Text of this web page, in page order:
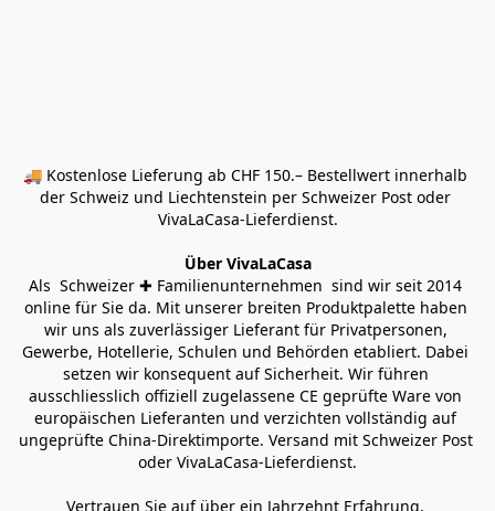
🚚 Kostenlose Lieferung ab CHF 150.– Bestellwert innerhalb
der Schweiz und Liechtenstein per Schweizer Post oder
VivaLaCasa-Lieferdienst.
Über VivaLaCasa
Als  Schweizer ✚ Familienunternehmen  sind wir seit 2014
online für Sie da. Mit unserer breiten Produktpalette haben
wir uns als zuverlässiger Lieferant für Privatpersonen,
Gewerbe, Hotellerie, Schulen und Behörden etabliert. Dabei
setzen wir konsequent auf Sicherheit. Wir führen
ausschliesslich offiziell zugelassene CE geprüfte Ware von
europäischen Lieferanten und verzichten vollständig auf
ungeprüfte China-Direktimporte. Versand mit Schweizer Post
oder VivaLaCasa-Lieferdienst.
Vertrauen Sie auf über ein Jahrzehnt Erfahrung,